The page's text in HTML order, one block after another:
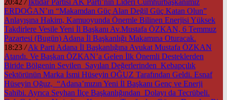
20:42 / İktidar Partisi AK Parti’nin Lideri Cumhurbaşkanımız
ERDOĞAN’ın “Makamdan Güç Alan Değil Güç Katan Olun”
Anlayışına Hakim, Kamuoyunda Önemle Bilinen Enerjisi Yüksek
Takdirlere Vesile Yeni İl Başkanı Av.Mustafa ÖZKAN, 6 Temmuz
Pazartesi (Bugün) Adana İl Başkanlığı Makamına Oturacak.
18:23 / Ak Parti Adana İl Başkanlığına Avukat Mustafa ÖZKAN
Atandı. Ve Başkan ÖZKAN’a Gelen İlk Önemli Desteklerden
Biride Bölgenin Sevilen Sayılan Değerlerinden Kebapçılık
Sektörünün Marka İsmi Hüseyin OĞUZ Tarafından Geldi. Esnaf
Hüseyin Oğuz, “Adana’mızın Yeni İl Başkanı Genç ve Enerji
Sahibi. Ayrıca Seyhan İlçe Başkanlığından Dolayı da Tecrübeli.